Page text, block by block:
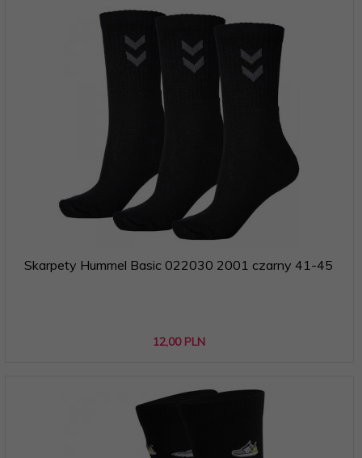
Skarpety Hummel Basic 022030 2001 czarny 41-45
12,00 PLN